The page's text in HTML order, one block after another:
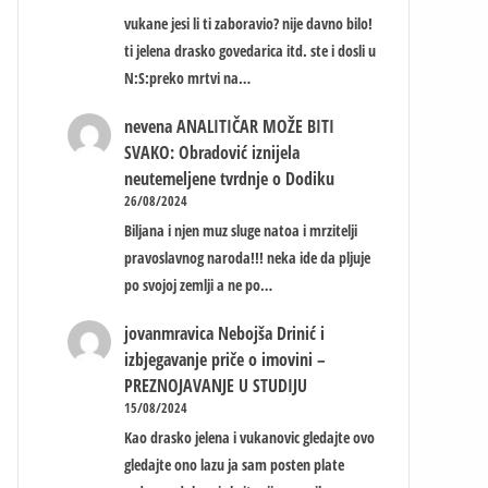
vukane jesi li ti zaboravio? nije davno bilo!
ti jelena drasko govedarica itd. ste i dosli u
N:S:preko mrtvi na…
nevena ANALITIČAR MOŽE BITI
SVAKO: Obradović iznijela
neutemeljene tvrdnje o Dodiku
26/08/2024
Biljana i njen muz sluge natoa i mrzitelji
pravoslavnog naroda!!! neka ide da pljuje
po svojoj zemlji a ne po…
jovanmravica Nebojša Drinić i
izbjegavanje priče o imovini –
PREZNOJAVANJE U STUDIJU
15/08/2024
Kao drasko jelena i vukanovic gledajte ovo
gledajte ono lazu ja sam posten plate